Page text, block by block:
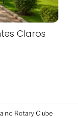
Claros
no Rotary Clube